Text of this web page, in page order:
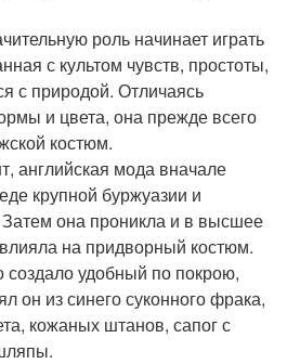
роль начинает играть
с культом чувств, простоты,
с природой. Отличаясь
и цвета, она прежде всего
костюм.
английская мода вначале
крупной буржуазии и
она проникла и в высшее
на придворный костюм.
создало удобный по покрою,
он из синего суконного фрака,
кожаных штанов, сапог с